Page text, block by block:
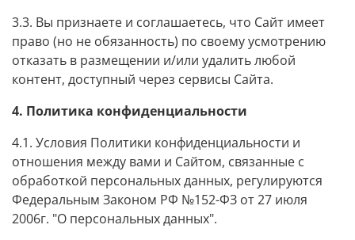
3.3. Вы признаете и соглашаетесь, что Сайт имеет
право (но не обязанность) по своему усмотрению
отказать в размещении и/или удалить любой
контент, доступный через сервисы Сайта.
4. Политика конфиденциальности
4.1. Условия Политики конфиденциальности и
отношения между вами и Сайтом, связанные с
обработкой персональных данных, регулируются
Федеральным Законом РФ №152-ФЗ от 27 июля
2006г. "О персональных данных".